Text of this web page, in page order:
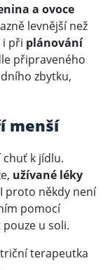
a ovoce
levnější než
i při plánování
připraveného
zbytku,
menší
chuť k jídlu.
užívané léky
proto někdy není
pomocí
u soli.
terapeutka